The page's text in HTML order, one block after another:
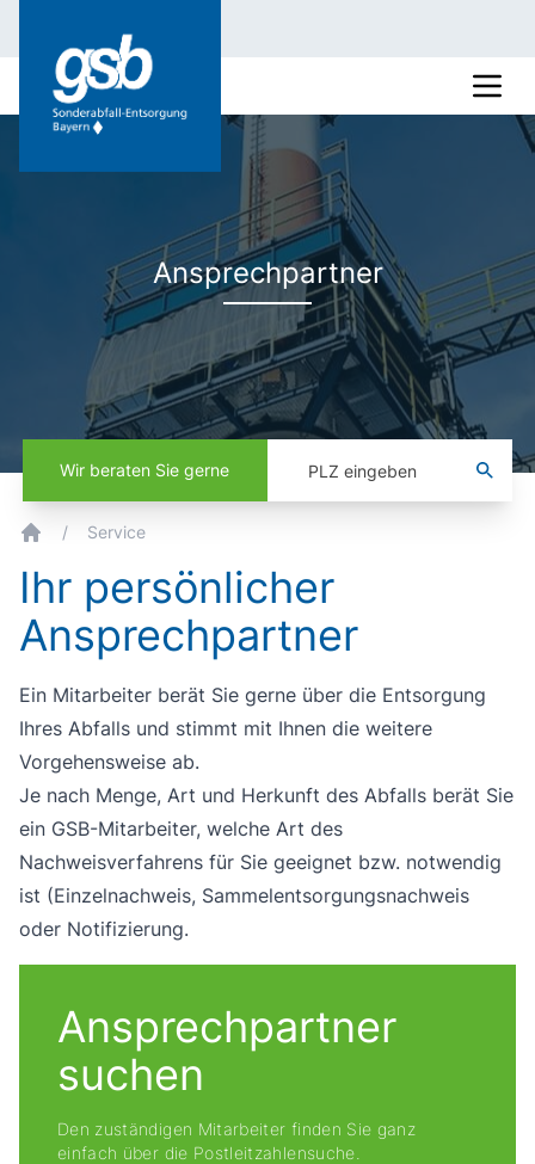
Ansprechpartner
Wir beraten Sie gerne
/ Service
Ihr persönlicher
Ansprechpartner
Ein Mitarbeiter berät Sie gerne über die Entsorgung
Ihres Abfalls und stimmt mit Ihnen die weitere
Vorgehensweise ab.
Je nach Menge, Art und Herkunft des Abfalls berät Sie
ein GSB-Mitarbeiter, welche Art des
Nachweisverfahrens für Sie geeignet bzw. notwendig
ist (Einzelnachweis, Sammelentsorgungsnachweis
oder Notifizierung.
Ansprechpartner
suchen
Den zuständigen Mitarbeiter finden Sie ganz
einfach über die Postleitzahlensuche.